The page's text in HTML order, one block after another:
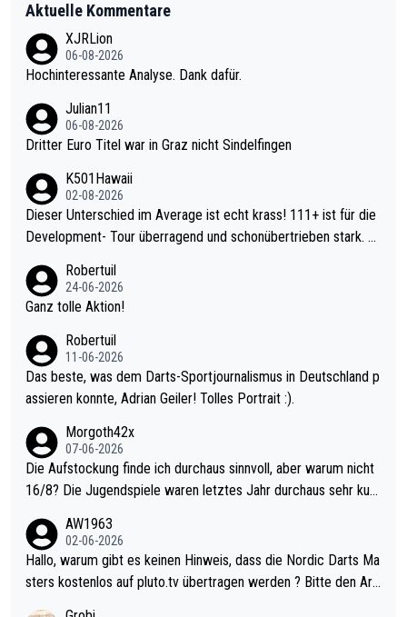
Aktuelle Kommentare
XJRLion
06-08-2026
Hochinteressante Analyse. Dank dafür.
Julian11
06-08-2026
Dritter Euro Titel war in Graz nicht Sindelfingen
K501Hawaii
02-08-2026
Dieser Unterschied im Average ist echt krass! 111+ ist für die
Development- Tour überragend und schonübertrieben stark. U
mal 40+ erst recht. Da gewinnst keinen Blumentopf - ist ja noc
h krasser wie ein Pokalspiel eines Kreisligisten vs einem Bund
Robertuil
24-06-2026
Ganz tolle Aktion!
Robertuil
11-06-2026
Das beste, was dem Darts-Sportjournalismus in Deutschland p
assieren konnte, Adrian Geiler! Tolles Portrait :).
Morgoth42x
07-06-2026
Die Aufstockung finde ich durchaus sinnvoll, aber warum nicht
16/8? Die Jugendspiele waren letztes Jahr durchaus sehr kurz
Allerdings ist Mitchell Lawrie als Nummer 1 der Welt eh qualifi
ziert. Somit ändert die automatische Qualifikation des Weltmei
sters erstmal nichts. Ich denke sie wollen damit für nächstes J
AW1963
02-06-2026
Hallo, warum gibt es keinen Hinweis, dass die Nordic Darts Ma
sters kostenlos auf pluto.tv übertragen werden ? Bitte den Arti